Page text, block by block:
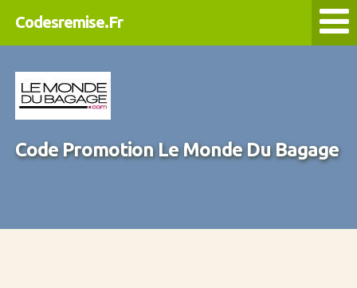
Codesremise.Fr
Code Promotion Le Monde Du Bagage